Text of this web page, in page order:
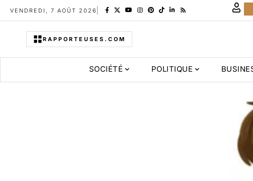
VENDREDI, 7 AOÛT 2026
RAPPORTEUSES.COM
SOCIÉTÉ POLITIQUE